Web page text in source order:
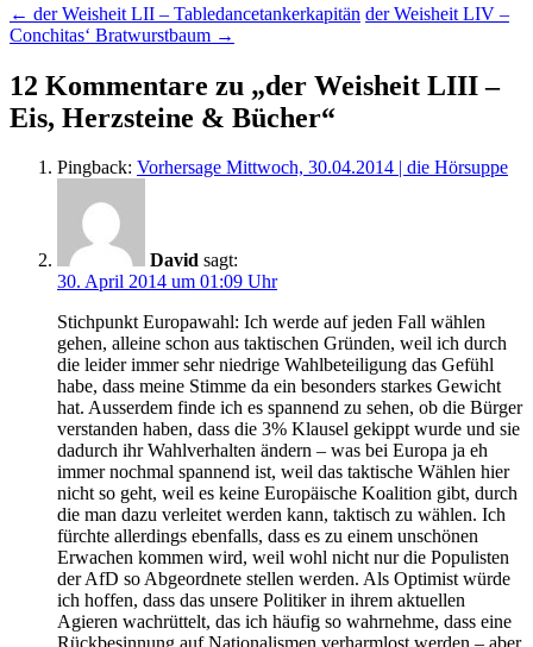
Beitragsnavigation
← der Weisheit LII – Tabledancetankerkapitän der Weisheit LIV –
Conchitas‘ Bratwurstbaum →
12 Kommentare zu „der Weisheit LIII –
Eis, Herzsteine & Bücher“
Pingback: Vorhersage Mittwoch, 30.04.2014 | die Hörsuppe
David sagt:
30. April 2014 um 01:09 Uhr
Stichpunkt Europawahl: Ich werde auf jeden Fall wählen
gehen, alleine schon aus taktischen Gründen, weil ich durch
die leider immer sehr niedrige Wahlbeteiligung das Gefühl
habe, dass meine Stimme da ein besonders starkes Gewicht
hat. Ausserdem finde ich es spannend zu sehen, ob die Bürger
verstanden haben, dass die 3% Klausel gekippt wurde und sie
dadurch ihr Wahlverhalten ändern – was bei Europa ja eh
immer nochmal spannend ist, weil das taktische Wählen hier
nicht so geht, weil es keine Europäische Koalition gibt, durch
die man dazu verleitet werden kann, taktisch zu wählen. Ich
fürchte allerdings ebenfalls, dass es zu einem unschönen
Erwachen kommen wird, weil wohl nicht nur die Populisten
der AfD so Abgeordnete stellen werden. Als Optimist würde
ich hoffen, dass das unsere Politiker in ihrem aktuellen
Agieren wachrüttelt, das ich häufig so wahrnehme, dass eine